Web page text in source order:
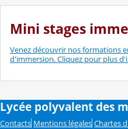
Mini stages
Venez découvrir nos formations
d'immersion. Cliquez pour plus
Lycée polyvalent des
Contacts Mentions légales Chartes